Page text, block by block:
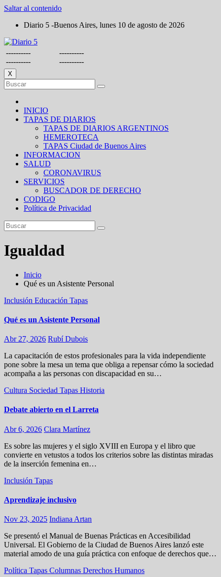
Saltar al contenido
Diario 5 -Buenos Aires, lunes 10 de agosto de 2026
----------
----------
----------
----------
X
INICIO
TAPAS DE DIARIOS
TAPAS DE DIARIOS ARGENTINOS
HEMEROTECA
TAPAS Ciudad de Buenos Aires
INFORMACION
SALUD
CORONAVIRUS
SERVICIOS
BUSCADOR DE DERECHO
CODIGO
Política de Privacidad
Igualdad
Inicio
Qué es un Asistente Personal
Inclusión Educación Tapas
Qué es un Asistente Personal
Abr 27, 2026 Rubí Dubois
La capacitación de estos profesionales para la vida independiente
pone sobre la mesa un tema que obliga a repensar cómo la sociedad
acompaña a las personas con discapacidad en su…
Cultura Sociedad Tapas Historia
Debate abierto en el Larreta
Abr 6, 2026 Clara Martínez
Es sobre las mujeres y el siglo XVIII en Europa y el libro que
convierte en vetustos a todos los criterios sobre las distintas miradas
de la inserción femenina en…
Inclusión Tapas
Aprendizaje inclusivo
Nov 23, 2025 Indiana Artan
Se presentó el Manual de Buenas Prácticas en Accesibilidad
Universal. El Gobierno de la Ciudad de Buenos Aires lanzó este
material amodo de una guía práctica con enfoque de derechos que…
Política Tapas Columnas Derechos Humanos